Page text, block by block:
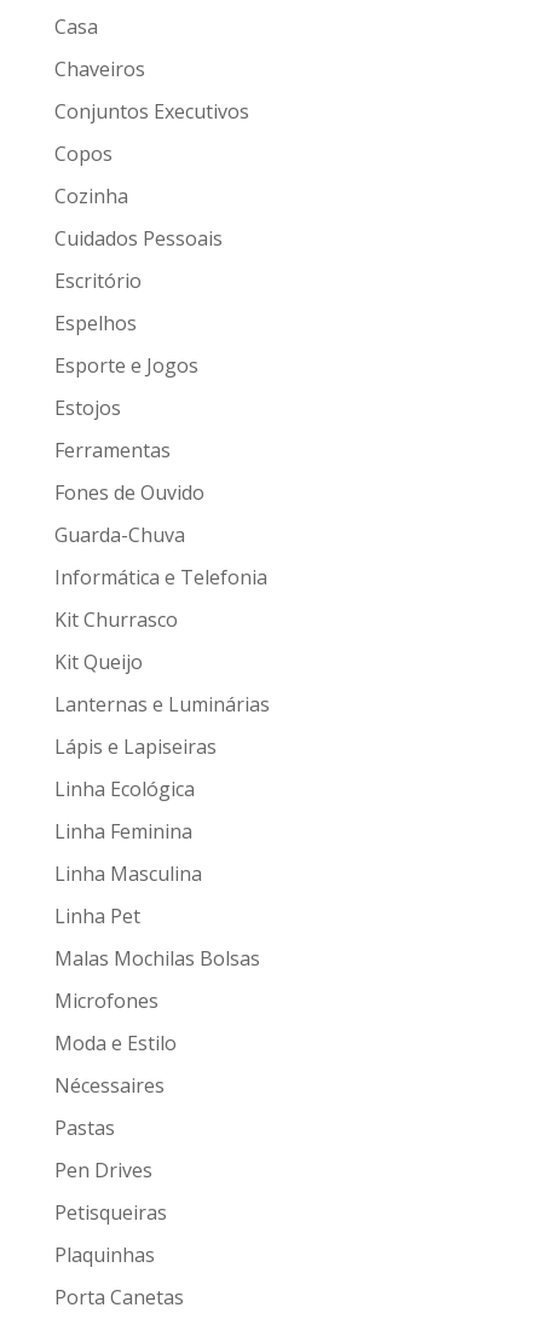
Casa
Chaveiros
Conjuntos Executivos
Copos
Cozinha
Cuidados Pessoais
Escritório
Espelhos
Esporte e Jogos
Estojos
Ferramentas
Fones de Ouvido
Guarda-Chuva
Informática e Telefonia
Kit Churrasco
Kit Queijo
Lanternas e Luminárias
Lápis e Lapiseiras
Linha Ecológica
Linha Feminina
Linha Masculina
Linha Pet
Malas Mochilas Bolsas
Microfones
Moda e Estilo
Nécessaires
Pastas
Pen Drives
Petisqueiras
Plaquinhas
Porta Canetas